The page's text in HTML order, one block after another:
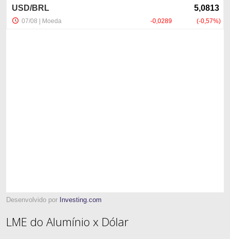
Desenvolvido por Investing.com
LME do Alumínio x Dólar